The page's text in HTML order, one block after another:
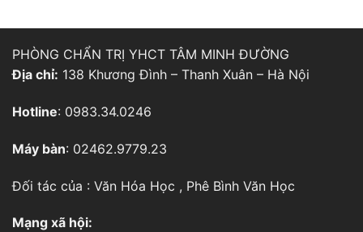
PHÒNG CHẨN TRỊ YHCT TÂM MINH ĐƯỜNG
Địa chỉ: 138 Khương Đình – Thanh Xuân – Hà Nội
Hotline: 0983.34.0246
Máy bàn: 02462.9779.23
Đối tác của : Văn Hóa Học , Phê Bình Văn Học
Mạng xã hội: